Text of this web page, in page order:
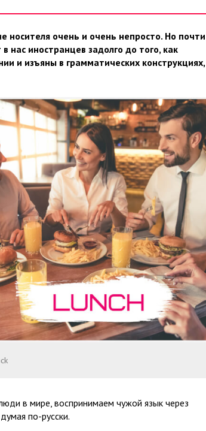
носителя очень и очень непросто. Но почти
нас иностранцев задолго до того, как
и изъяны в грамматических конструкциях,
в мире, воспринимаем чужой язык через
по-русски.